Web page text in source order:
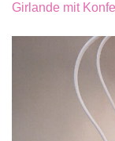
Girlande mit